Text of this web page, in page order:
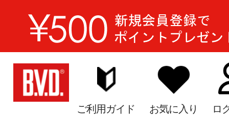
ご利用ガイド お気に入り ロ